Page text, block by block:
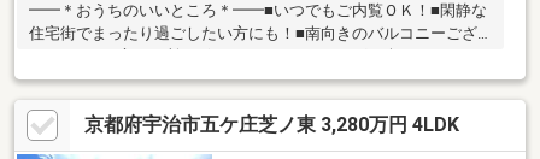
━━＊おうちのいいところ＊━━■いつでもご内覧ＯＫ！■閑静な
住宅街でまったり過ごしたい方にも！■南向きのバルコニーござ
ね！■水廻りが１階にあるので家事導線がスムーズ！【リフォー
ム内容】・キッチン新調・トイレ新調・畳新調・全室クロス新
調・風呂新調・屋根防水塗装など‐‐‐‐‐‐‐‐‐‐【教育施設】・ファミリ
ーマート…歩２分・スーパー山田屋…歩６分・ドラッグユタカ…歩
京都府宇治市五ケ庄芝ノ東 3,280万円 4LDK